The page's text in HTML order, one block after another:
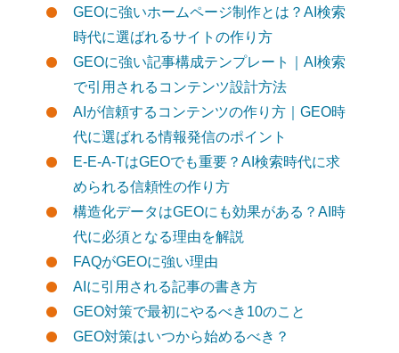
GEOに強いホームページ制作とは？AI検索
時代に選ばれるサイトの作り方
GEOに強い記事構成テンプレート｜AI検索
で引用されるコンテンツ設計方法
AIが信頼するコンテンツの作り方｜GEO時
代に選ばれる情報発信のポイント
E-E-A-TはGEOでも重要？AI検索時代に求
められる信頼性の作り方
構造化データはGEOにも効果がある？AI時
代に必須となる理由を解説
FAQがGEOに強い理由
AIに引用される記事の書き方
GEO対策で最初にやるべき10のこと
GEO対策はいつから始めるべき？